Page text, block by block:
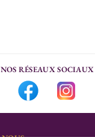
NOS RÉSEAUX SOCIAUX